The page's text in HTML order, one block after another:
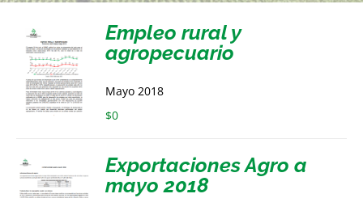
Empleo rural y
agropecuario
Mayo 2018
$0
Exportaciones Agro a
mayo 2018